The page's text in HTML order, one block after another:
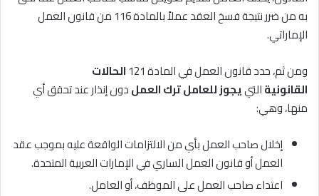
به من ضرر نتيجة فسخ العقد عملاً بالمادة 116 من قانون العمل
الإماراتي.
ومن ثم، حدد قانون العمل في المادة 121
الحالات
القانونيةالتييجوز للعامل ترك العملدون إنذار عند تحقق أي
منها، وهي:
إخلال صاحب العمل بأي من الالتزامات الواقعة عليه بموجب عقد
العمل أو قانون العمل الساري في الإمارات العربية المتحدة.
اعتداء صاحب العمل على الموظف، أو العامل.